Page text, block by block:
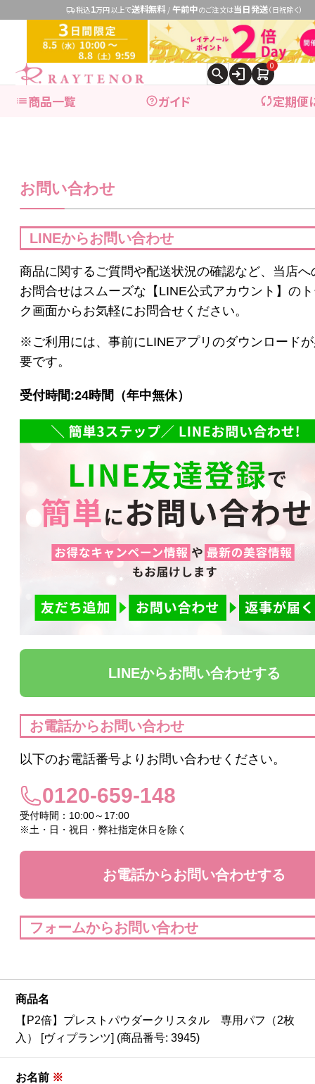
税込1万円以上で送料無料/ 午前中のご注文は当日発送（日祝除く）
0
商品一覧 ガイド 定期便
商品カテゴリ別で探すexpand_more
ブランドで探す
レイテノール
スキンケアシリーズ
リノセント
その他
ドクターリセラ
アクアヴィーナス
ADS（ご契約者限定）
【会員様限定】DIVA
厳選セレクトブランド
エイチジン
2428
【会員様限定】プウアボーテ
【会員様限定】ドクターセレクト
お問い合わせ
LINEからお問い合わせ
商品に関するご質問や配送状況の確認など、当店へ
お問合せはスムーズな【LINE公式アカウント】の
ク画面からお気軽にお問合せください。
※ご利用には、事前にLINEアプリのダウンロード
要です。
受付時間:24時間（年中無休）
LINEからお問い合わせする
お電話からお問い合わせ
以下のお電話番号よりお問い合わせください。
0120-659-148
受付時間：10:00～17:00
※土・日・祝日・弊社指定休日を除く
お電話からお問い合わせする
フォームからお問い合わせ
商品名
【P2倍】プレストパウダークリスタル 専用パフ（2枚
入） [ヴィプランツ] (商品番号: 3945)
お名前 ※